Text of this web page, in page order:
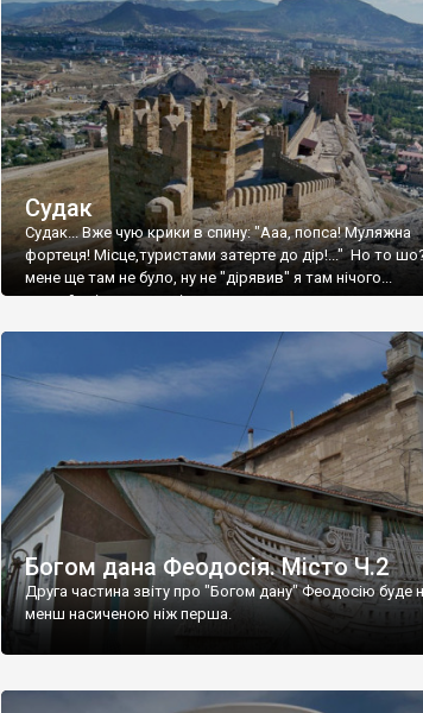
Судак
Судак... Вже чую крики в спину: "Ааа, попса! Муляжна
фортеця! Місце,туристами затерте до дір!..." Но то
мене ще там не було, ну не "дірявив" я там нічого...
принаймні до цього літа.
Богом дана Феодосія. Місто Ч.2
Друга частина звіту про "Богом дану" Феодосію буде
менш насиченою ніж перша.